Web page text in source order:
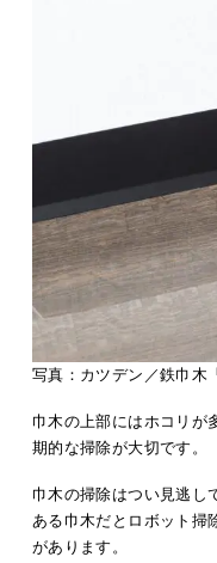
写真：カツデン／鉄巾木
巾木の上部にはホコリが
期的な掃除が大切です。
巾木の掃除はつい見逃し
ある巾木だとロボット掃
があります。